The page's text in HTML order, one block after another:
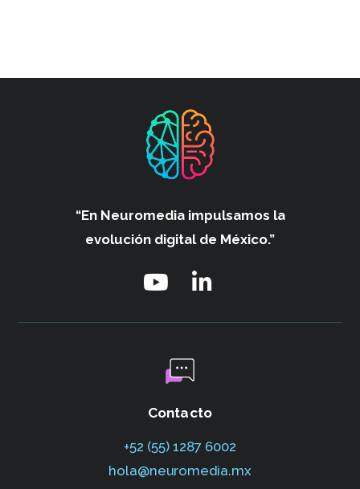
“En Neuromedia impulsamos la
evolución digital de México.”
Contacto
+52 (55) 1287 6002‬
hola@neuromedia.mx